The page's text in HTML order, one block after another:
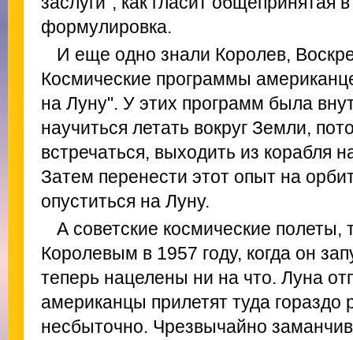
формулировка.
И еще одно знали Королев,
Космические программы
на Луну". У этих программ была
научиться летать вокруг Земли,
встречаться, выходить из корабля
Затем перенести этот опыт на
опуститься на Луну.
А советские космические полеты,
Королевым в 1957 году, когда он
теперь нацелены ни на что. Луна
американцы прилетят туда
несбыточно. Чрезвычайно